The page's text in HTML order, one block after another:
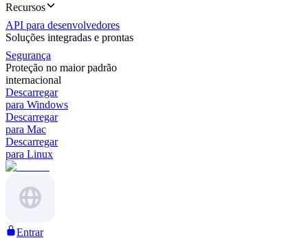
Recursos
API para desenvolvedores
Soluções integradas e prontas
Segurança
Proteção no maior padrão
internacional
Descarregar
para Windows
Descarregar
para Mac
Descarregar
para Linux
Entrar